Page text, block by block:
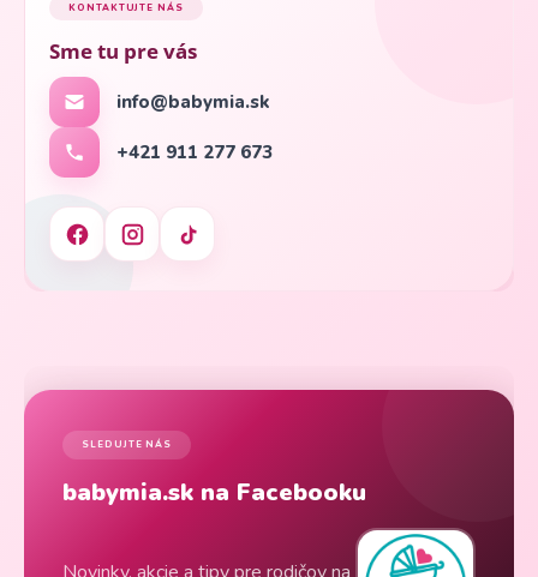
KONTAKTUJTE NÁS
Sme tu pre vás
info@babymia.sk
+421 911 277 673
SLEDUJTE NÁS
babymia.sk na Facebooku